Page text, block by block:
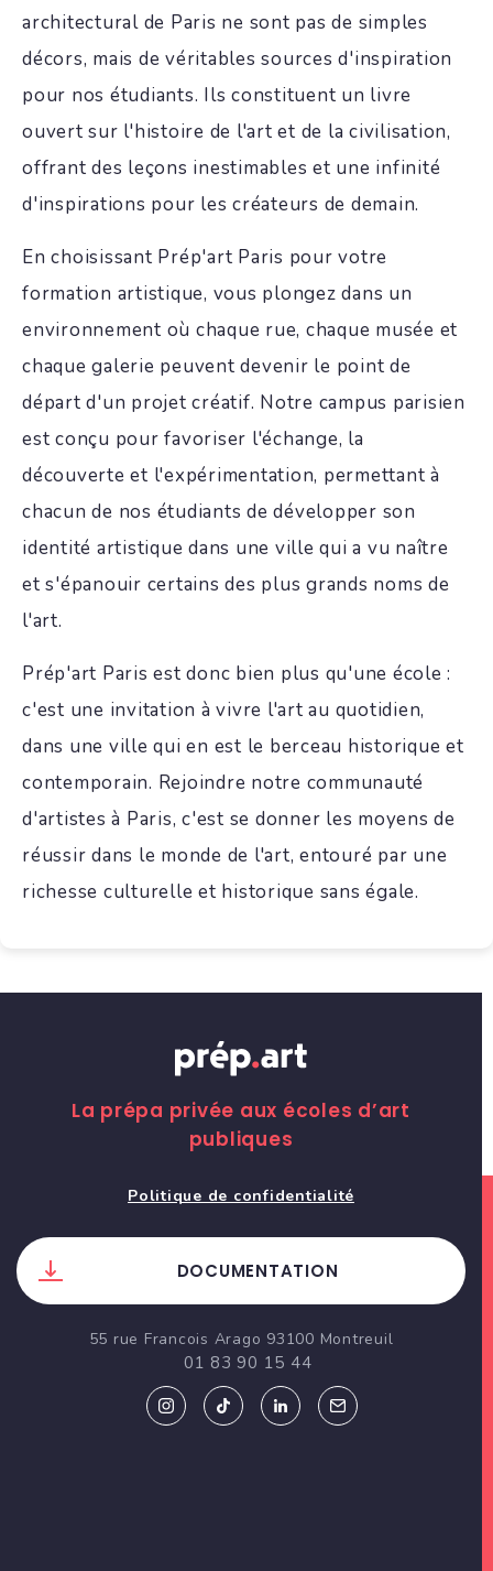
architectural de Paris ne sont pas de simples
décors, mais de véritables sources d'inspiration
pour nos étudiants. Ils constituent un livre
ouvert sur l'histoire de l'art et de la civilisation,
offrant des leçons inestimables et une infinité
d'inspirations pour les créateurs de demain.
En choisissant Prép'art Paris pour votre
formation artistique, vous plongez dans un
environnement où chaque rue, chaque musée et
chaque galerie peuvent devenir le point de
départ d'un projet créatif. Notre campus parisien
est conçu pour favoriser l'échange, la
découverte et l'expérimentation, permettant à
chacun de nos étudiants de développer son
identité artistique dans une ville qui a vu naître
et s'épanouir certains des plus grands noms de
l'art.
Prép'art Paris est donc bien plus qu'une école :
c'est une invitation à vivre l'art au quotidien,
dans une ville qui en est le berceau historique et
contemporain. Rejoindre notre communauté
d'artistes à Paris, c'est se donner les moyens de
réussir dans le monde de l'art, entouré par une
richesse culturelle et historique sans égale.
La prépa privée aux écoles d’art
publiques
Politique de confidentialité
DOCUMENTATION
55 rue Francois Arago 93100 Montreuil
01 83 90 15 44